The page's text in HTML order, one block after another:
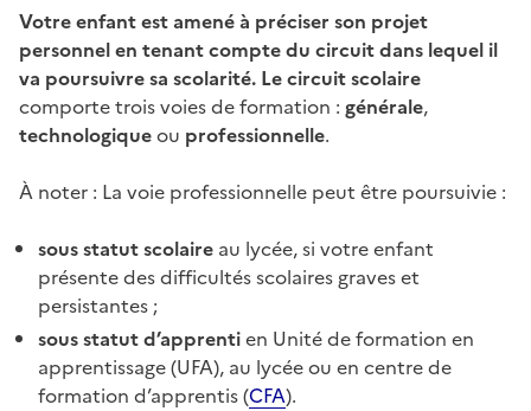
Votre enfant est amené à préciser son projet
personnel en tenant compte du circuit dans lequel il
va poursuivre sa scolarité. Le circuit scolaire
comporte trois voies de formation : générale,
technologiqueou professionnelle.
À noter : La voie professionnelle peut être poursuivie :
sous statut scolaire au lycée, si votre enfant
présente des difficultés scolaires graves et
persistantes ;
sous statut d’apprentien Unité de formation en
apprentissage (UFA), au lycée ou en centre de
formation d’apprentis (CFA).